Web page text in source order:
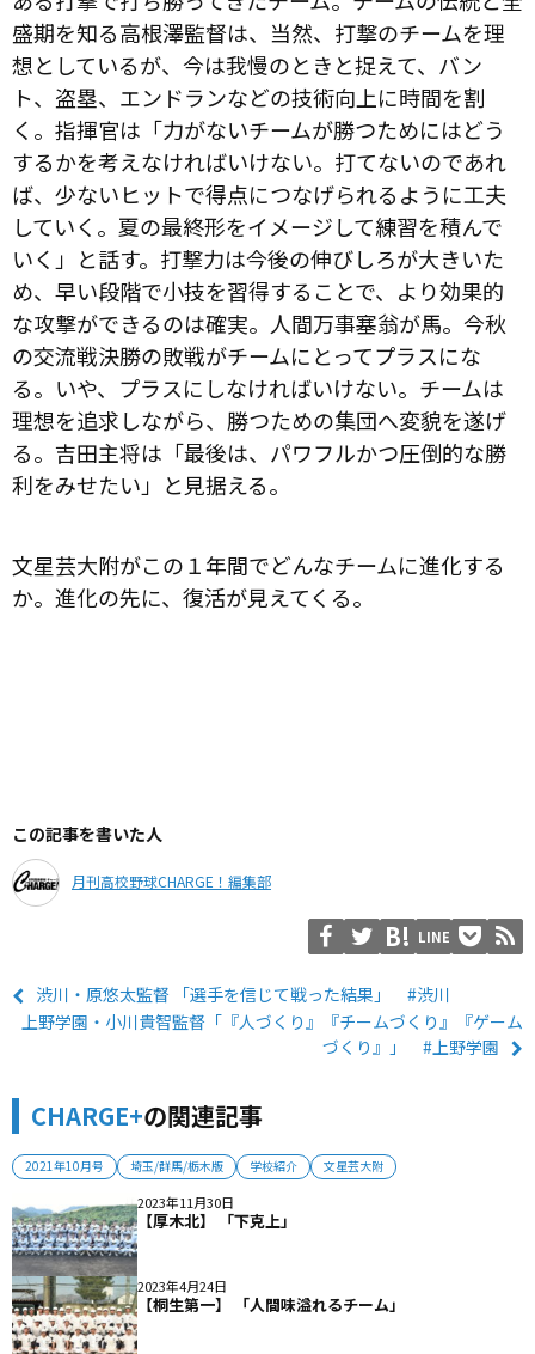
盛期を知る高根澤監督は、当然、打撃のチームを理
想としているが、今は我慢のときと捉えて、バン
ト、盗塁、エンドランなどの技術向上に時間を割
く。指揮官は「力がないチームが勝つためにはどう
するかを考えなければいけない。打てないのであれ
ば、少ないヒットで得点につなげられるように工夫
していく。夏の最終形をイメージして練習を積んで
いく」と話す。打撃力は今後の伸びしろが大きいた
め、早い段階で小技を習得することで、より効果的
な攻撃ができるのは確実。人間万事塞翁が馬。今秋
の交流戦決勝の敗戦がチームにとってプラスにな
る。いや、プラスにしなければいけない。チームは
理想を追求しながら、勝つための集団へ変貌を遂げ
る。吉田主将は「最後は、パワフルかつ圧倒的な勝
利をみせたい」と見据える。
文星芸大附がこの１年間でどんなチームに進化する
か。進化の先に、復活が見えてくる。
この記事を書いた人
月刊高校野球CHARGE！編集部
LINE
渋川・原悠太監督 「選手を信じて戦った結果」 #渋川
上野学園・小川貴智監督「『人づくり』『チームづくり』『ゲーム
づくり』」 #上野学園
CHARGE+の関連記事
2021年10月号 埼玉/群馬/栃木版 学校紹介 文星芸大附
2023年11月30日
【厚木北】 「下克上」
2023年4月24日
【桐生第一】 「人間味溢れるチーム」